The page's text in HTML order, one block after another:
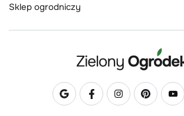
Sklep ogrodniczy